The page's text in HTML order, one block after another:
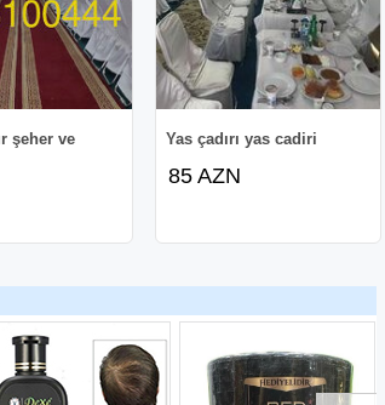
şeher ve
Yas çadırı yas cadiri
85 AZN